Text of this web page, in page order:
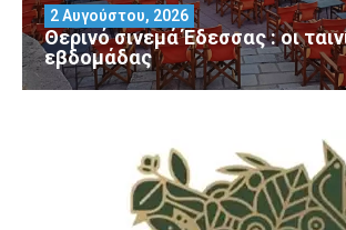
Θερινό σινεμά Έδεσσας : οι
εβδομάδας
2 Αυγούστου, 2026